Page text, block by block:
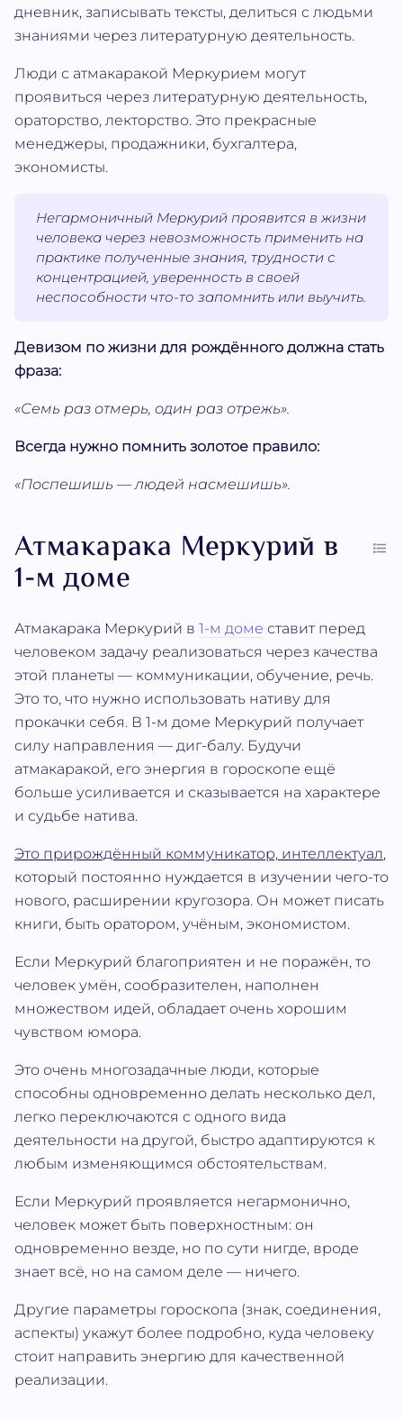
дневник, записывать тексты, делиться с людьми
знаниями через литературную деятельность.
Люди с атмакаракой Меркурием могут
проявиться через литературную деятельность,
ораторство, лекторство. Это прекрасные
менеджеры, продажники, бухгалтера,
экономисты.
Негармоничный Меркурий проявится в жизни
человека через невозможность применить на
практике полученные знания, трудности с
концентрацией, уверенность в своей
неспособности что-то запомнить или выучить.
Девизом по жизни для рождённого должна стать
фраза:
«Семь раз отмерь, один раз отрежь».
Всегда нужно помнить золотое правило:
«Поспешишь — людей насмешишь».
Атмакарака Меркурий в
1-м доме
Атмакарака Меркурий в 1-м доме ставит перед
человеком задачу реализоваться через качества
этой планеты — коммуникации, обучение, речь.
Это то, что нужно использовать нативу для
прокачки себя. В 1-м доме Меркурий получает
силу направления — диг-балу. Будучи
атмакаракой, его энергия в гороскопе ещё
больше усиливается и сказывается на характере
и судьбе натива.
Это прирождённый коммуникатор, интеллектуал,
который постоянно нуждается в изучении чего-то
нового, расширении кругозора. Он может писать
книги, быть оратором, учёным, экономистом.
Если Меркурий благоприятен и не поражён, то
человек умён, сообразителен, наполнен
множеством идей, обладает очень хорошим
чувством юмора.
Это очень многозадачные люди, которые
способны одновременно делать несколько дел,
легко переключаются с одного вида
деятельности на другой, быстро адаптируются к
любым изменяющимся обстоятельствам.
Если Меркурий проявляется негармонично,
человек может быть поверхностным: он
одновременно везде, но по сути нигде, вроде
знает всё, но на самом деле — ничего.
Другие параметры гороскопа (знак, соединения,
аспекты) укажут более подробно, куда человеку
стоит направить энергию для качественной
реализации.